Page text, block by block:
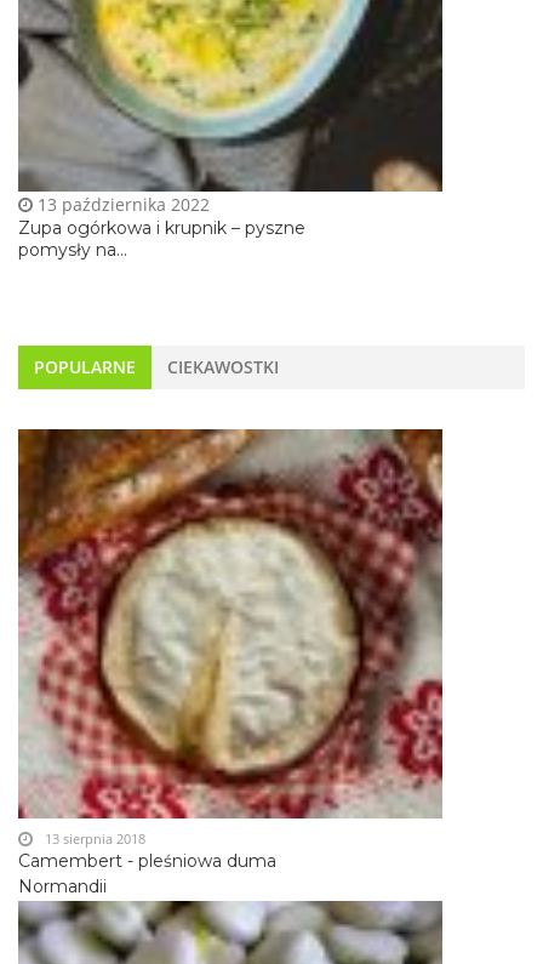
Zupa ogórkowa i krupnik – pyszne
pomysły na...
13 października 2022
POPULARNE CIEKAWOSTKI
Camembert - pleśniowa duma
Normandii
13 sierpnia 2018